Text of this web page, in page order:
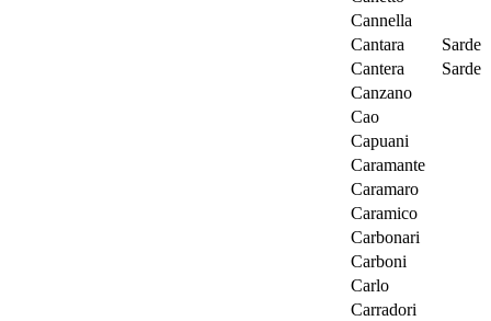
Cannella
Cantara
Sarde
Cantera
Sarde
Canzano
Cao
Capuani
Caramante
Caramaro
Caramico
Carbonari
Carboni
Carlo
Carradori